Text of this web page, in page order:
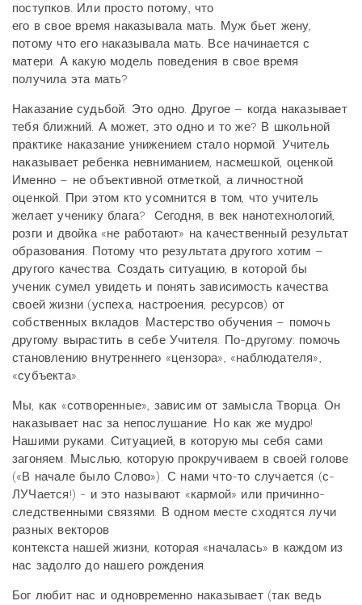
поступков. Или просто потому, что
его в свое время наказывала мать. Муж бьет жену,
потому что его наказывала мать. Все начинается с
матери. А какую модель поведения в свое время
получила эта мать?
Наказание судьбой. Это одно. Другое – когда наказывает
тебя ближний. А может, это одно и то же? В школьной
практике наказание унижением стало нормой. Учитель
наказывает ребенка невниманием, насмешкой, оценкой.
Именно – не объективной отметкой, а личностной
оценкой. При этом кто усомнится в том, что учитель
желает ученику блага? Сегодня, в век нанотехнологий,
розги и двойка «не работают» на качественный результат
образования. Потому что результата другого хотим –
другого качества. Создать ситуацию, в которой бы
ученик сумел увидеть и понять зависимость качества
своей жизни (успеха, настроения, ресурсов) от
собственных вкладов. Мастерство обучения – помочь
другому вырастить в себе Учителя. По-другому: помочь
становлению внутреннего «цензора», «наблюдателя»,
«субъекта».
Мы, как «сотворенные», зависим от замысла Творца. Он
наказывает нас за непослушание. Но как же мудро!
Нашими руками. Ситуацией, в которую мы себя сами
загоняем. Мыслью, которую прокручиваем в своей голове
(«В начале было Слово»). С нами что-то случается (с-
ЛУЧается!) - и это называют «кармой» или причинно-
следственными связями. В одном месте сходятся лучи
разных векторов
контекста нашей жизни, которая «началась» в каждом из
нас задолго до нашего рождения.
Бог любит нас и одновременно наказывает (так ведь